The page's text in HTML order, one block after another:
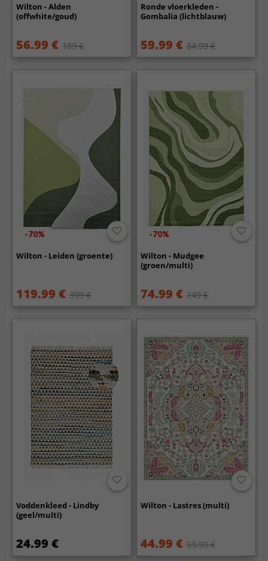
Wilton - Alden
(offwhite/goud)
56.99 € 189 €
Ronde vloerkleden -
Gombalia (lichtblauw)
59.99 € 84.99 €
-70%
Wilton - Leiden (groente)
119.99 € 399 €
-70%
Wilton - Mudgee
(groen/multi)
74.99 € 249 €
Voddenkleed - Lindby
(geel/multi)
24.99 €
Wilton - Lastres (multi)
44.99 € 59.99 €